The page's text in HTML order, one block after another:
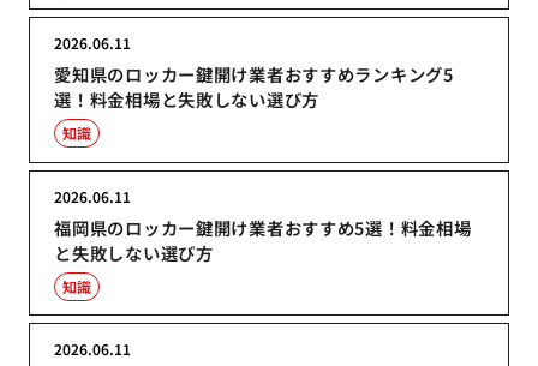
愛知県のロッカー鍵開け業者おすすめランキング5
選！料金相場と失敗しない選び方
2026.06.11
知識
福岡県のロッカー鍵開け業者おすすめ5選！料金相場
と失敗しない選び方
2026.06.11
知識
2026.06.11